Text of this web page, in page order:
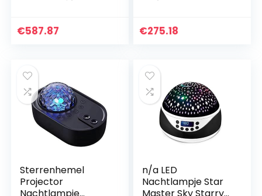
Kerst Tafellamp
€587.87
Projector
voor Baby…
€275.18
Sterrenhemel
Projector
Nachtlampje
n/a LED
Nachtlampje Star
Master Sky Starry